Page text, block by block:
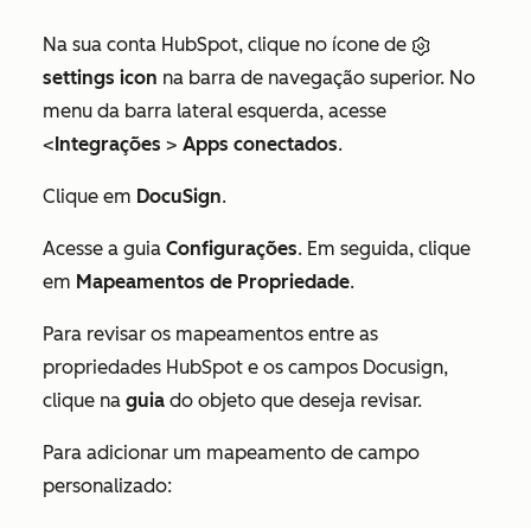
Na sua conta HubSpot, clique no ícone de
settings icon na barra de navegação superior. No
menu da barra lateral esquerda, acesse
<Integrações > Apps conectados.
Clique em DocuSign.
Acesse a guia Configurações. Em seguida, clique
em Mapeamentos de Propriedade.
Para revisar os mapeamentos entre as
propriedades HubSpot e os campos Docusign,
clique na guia do objeto que deseja revisar.
Para adicionar um mapeamento de campo
personalizado: